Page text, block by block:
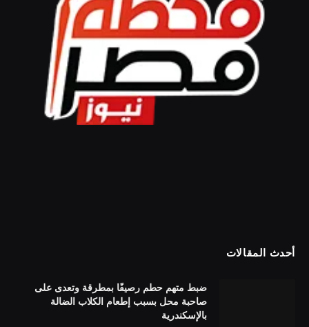
أحدث المقالات
ضبط متهم حطم رصيفًا بمطرقة وتعدى على
صاحبة محل بسبب إطعام الكلاب الضالة
بالإسكندرية